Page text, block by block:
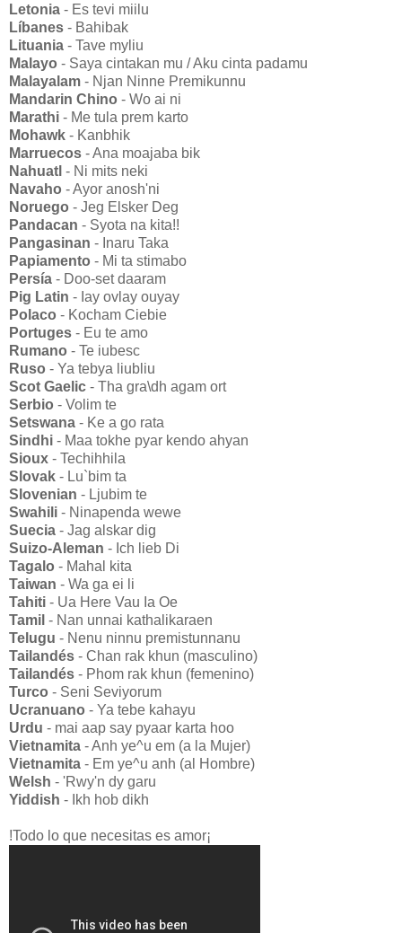
Letonia - Es tevi miilu
Líbanes - Bahibak
Lituania - Tave myliu
Malayo - Saya cintakan mu / Aku cinta padamu
Malayalam - Njan Ninne Premikunnu
Mandarin Chino - Wo ai ni
Marathi - Me tula prem karto
Mohawk - Kanbhik
Marruecos - Ana moajaba bik
Nahuatl - Ni mits neki
Navaho - Ayor anosh'ni
Noruego - Jeg Elsker Deg
Pandacan - Syota na kita!!
Pangasinan - Inaru Taka
Papiamento - Mi ta stimabo
Persía - Doo-set daaram
Pig Latin - Iay ovlay ouyay
Polaco - Kocham Ciebie
Portuges - Eu te amo
Rumano - Te iubesc
Ruso - Ya tebya liubliu
Scot Gaelic - Tha gra\dh agam ort
Serbio - Volim te
Setswana - Ke a go rata
Sindhi - Maa tokhe pyar kendo ahyan
Sioux - Techihhila
Slovak - Lu`bim ta
Slovenian - Ljubim te
Swahili - Ninapenda wewe
Suecia - Jag alskar dig
Suizo-Aleman - Ich lieb Di
Tagalo - Mahal kita
Taiwan - Wa ga ei li
Tahiti - Ua Here Vau Ia Oe
Tamil - Nan unnai kathalikaraen
Telugu - Nenu ninnu premistunnanu
Tailandés - Chan rak khun (masculino)
Tailandés - Phom rak khun (femenino)
Turco - Seni Seviyorum
Ucranuano - Ya tebe kahayu
Urdu - mai aap say pyaar karta hoo
Vietnamita - Anh ye^u em (a la Mujer)
Vietnamita - Em ye^u anh (al Hombre)
Welsh - 'Rwy'n dy garu
Yiddish - Ikh hob dikh
!Todo lo que necesitas es amor¡